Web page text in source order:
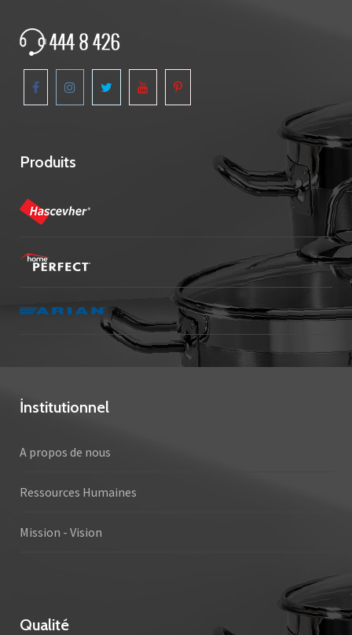
Produits
İnstitutionnel
A propos de nous
Ressources Humaines
Mission - Vision
Qualité